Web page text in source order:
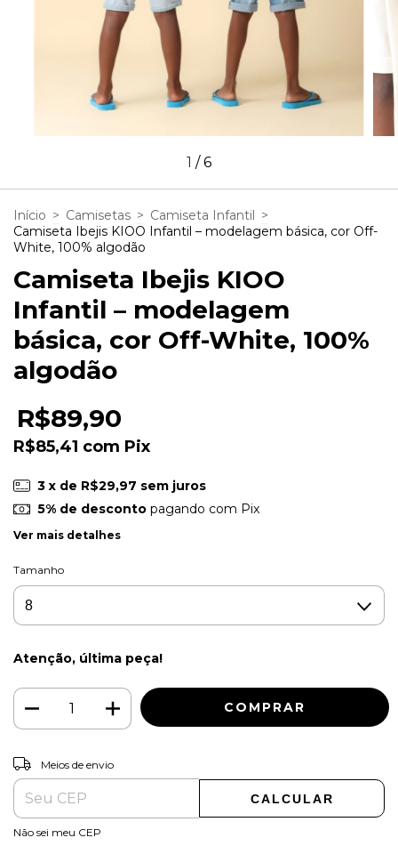
1 /6
Início > Camisetas > Camiseta Infantil >
Camiseta Ibejis KIOO Infantil – modelagem básica, cor Off-
White, 100% algodão
Camiseta Ibejis KIOO
Infantil – modelagem
básica, cor Off-White, 100%
algodão
R$89,90
R$85,41 com Pix
3 x de R$29,97 sem juros
5% de descontopagando com Pix
Ver mais detalhes
Tamanho
Atenção, última peça!
Entregas para o CEP:
Meios de envio
CALCULAR
Não sei meu CEP